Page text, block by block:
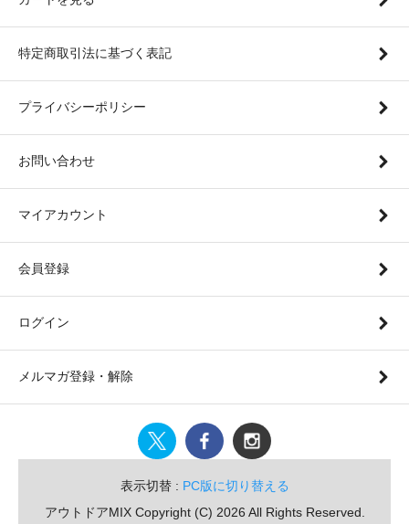
特定商取引法に基づく表記
プライバシーポリシー
お問い合わせ
マイアカウント
会員登録
ログイン
メルマガ登録・解除
表示切替 : PC版に切り替える
アウトドアMIX Copyright (C) 2026 All Rights Reserved.